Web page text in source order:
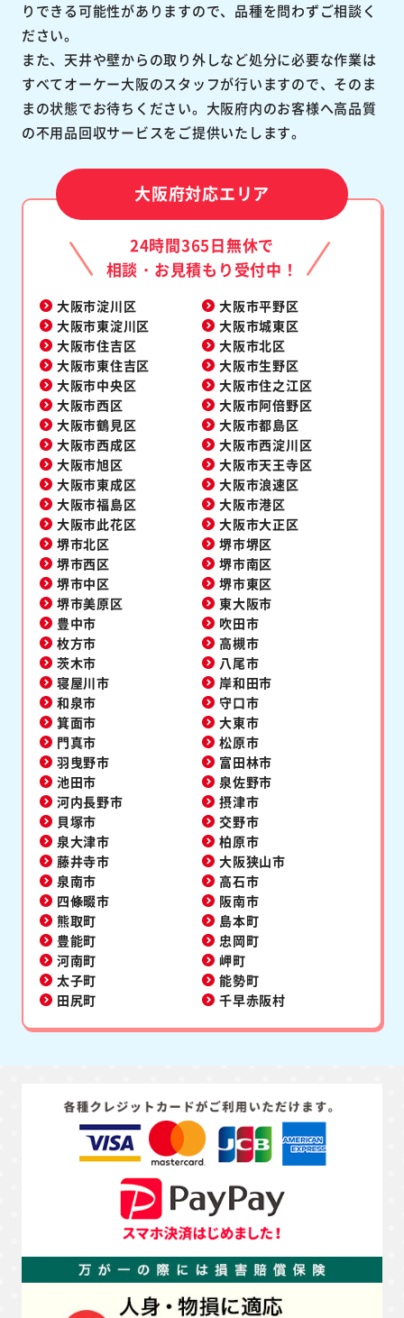
りできる可能性がありますので、品種を問わずご相談く
ださい。
また、天井や壁からの取り外しなど処分に必要な作業は
すべてオーケー大阪のスタッフが行いますので、そのま
まの状態でお待ちください。大阪府内のお客様へ高品質
の不用品回収サービスをご提供いたします。
大阪府対応エリア
24時間365日無休で
相談・お見積もり受付中！
大阪市淀川区
大阪市平野区
大阪市東淀川区
大阪市城東区
大阪市住吉区
大阪市北区
大阪市東住吉区
大阪市生野区
大阪市中央区
大阪市住之江区
大阪市西区
大阪市阿倍野区
大阪市鶴見区
大阪市都島区
大阪市西成区
大阪市西淀川区
大阪市旭区
大阪市天王寺区
大阪市東成区
大阪市浪速区
大阪市福島区
大阪市港区
大阪市此花区
大阪市大正区
堺市北区
堺市堺区
堺市西区
堺市南区
堺市中区
堺市東区
堺市美原区
東大阪市
豊中市
吹田市
枚方市
高槻市
茨木市
八尾市
寝屋川市
岸和田市
和泉市
守口市
箕面市
大東市
門真市
松原市
羽曳野市
富田林市
池田市
泉佐野市
河内長野市
摂津市
貝塚市
交野市
泉大津市
柏原市
藤井寺市
大阪狭山市
泉南市
高石市
四條畷市
阪南市
熊取町
島本町
豊能町
忠岡町
河南町
岬町
太子町
能勢町
田尻町
千早赤阪村